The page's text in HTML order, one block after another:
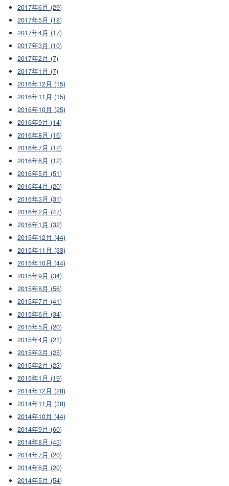
2017年6月 (29)
2017年5月 (18)
2017年4月 (17)
2017年3月 (10)
2017年2月 (7)
2017年1月 (7)
2016年12月 (15)
2016年11月 (15)
2016年10月 (25)
2016年9月 (14)
2016年8月 (16)
2016年7月 (12)
2016年6月 (12)
2016年5月 (51)
2016年4月 (20)
2016年3月 (31)
2016年2月 (47)
2016年1月 (32)
2015年12月 (44)
2015年11月 (33)
2015年10月 (44)
2015年9月 (34)
2015年8月 (56)
2015年7月 (41)
2015年6月 (34)
2015年5月 (20)
2015年4月 (21)
2015年3月 (25)
2015年2月 (23)
2015年1月 (19)
2014年12月 (28)
2014年11月 (38)
2014年10月 (44)
2014年9月 (60)
2014年8月 (43)
2014年7月 (20)
2014年6月 (20)
2014年5月 (54)